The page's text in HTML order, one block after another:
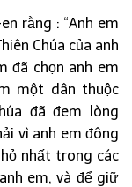
rằng : “Anh em
Chúa của anh
đã chọn anh em
một dân thuộc
đã đem lòng
vì anh em đông
nhất trong các
em, và để giữ